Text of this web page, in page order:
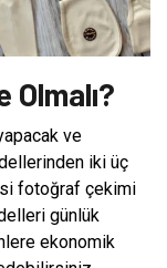
Olmalı?
ve
iki üç
fotoğraf çekimi
günlük
ekonomik